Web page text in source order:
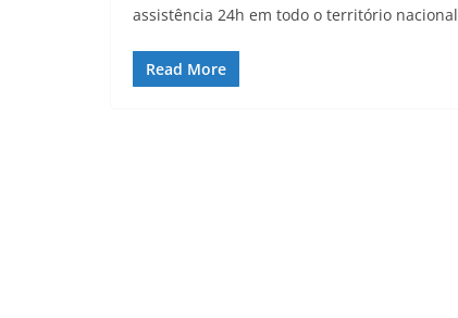
assistência 24h em todo o território nacional
Read More